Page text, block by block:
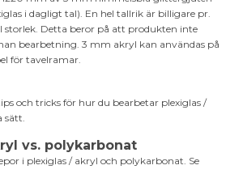
i dagligt tal). En hel tallrik är billigare pr.
storlek. Detta beror på att produkten inte
bearbetning. 3 mm akryl kan användas på
för tavelramar.
och tricks för hur du bearbetar plexiglas /
sätt.
vs. polykarbonat
i plexiglas / akryl och polykarbonat. Se